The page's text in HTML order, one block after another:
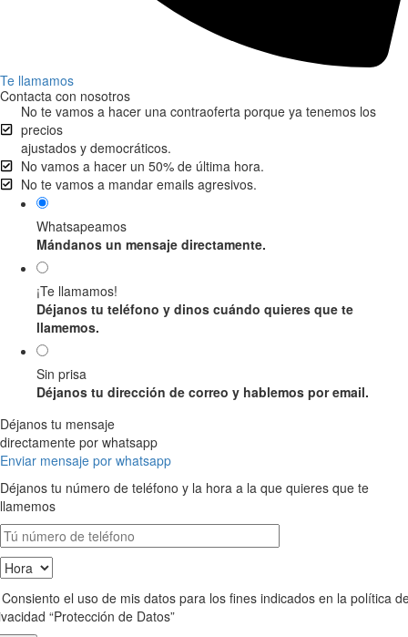
Te llamamos
Contacta con nosotros
No te vamos a hacer una contraoferta porque ya tenemos los
precios
ajustados y democráticos.
No vamos a hacer un 50% de última hora.
No te vamos a mandar emails agresivos.
Whatsapeamos
Mándanos un mensaje directamente.
¡Te llamamos!
Déjanos tu teléfono y dinos cuándo quieres que te
llamemos.
Sin prisa
Déjanos tu dirección de correo y hablemos por email.
Déjanos tu mensaje
directamente por whatsapp
Enviar mensaje por whatsapp
Déjanos tu número de teléfono y la hora a la que quieres que te
llamemos
el uso de mis datos para los fines indicados en la política
“Protección de Datos”